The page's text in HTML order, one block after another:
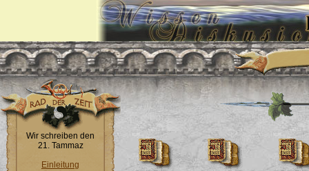
Wir schreiben den
21. Tammaz
Einleitung